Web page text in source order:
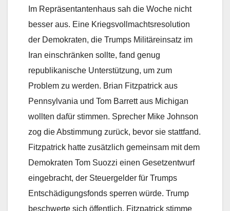
Im Repräsentantenhaus sah die Woche nicht
besser aus. Eine Kriegsvollmachtsresolution
der Demokraten, die Trumps Militäreinsatz im
Iran einschränken sollte, fand genug
republikanische Unterstützung, um zum
Problem zu werden. Brian Fitzpatrick aus
Pennsylvania und Tom Barrett aus Michigan
wollten dafür stimmen. Sprecher Mike Johnson
zog die Abstimmung zurück, bevor sie stattfand.
Fitzpatrick hatte zusätzlich gemeinsam mit dem
Demokraten Tom Suozzi einen Gesetzentwurf
eingebracht, der Steuergelder für Trumps
Entschädigungsfonds sperren würde. Trump
beschwerte sich öffentlich, Fitzpatrick stimme